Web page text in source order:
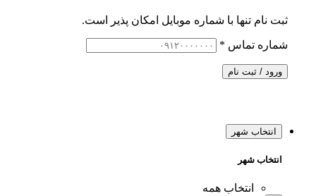
ثبت نام تنها با شماره موبایل امکان پذیر است.
شماره تماس *
ورود / ثبت نام
انتخاب شهر
انتخاب شهر
انتخاب همه